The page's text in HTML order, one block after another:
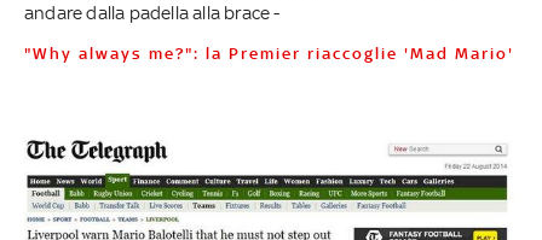
andare dalla padella alla brace -
"Why always me?": la Premier riaccoglie 'Mad Mario'